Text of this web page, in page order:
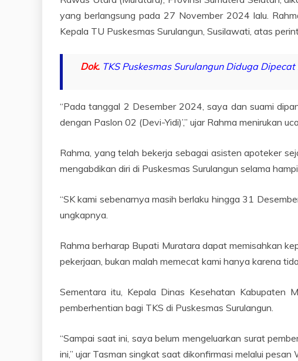
yang berlangsung pada 27 November 2024 lalu.
Kepala TU Puskesmas Surulangun, Susilawati, atas
Dok. TKS Puskesmas Surulangun Diduga
“Pada tanggal 2 Desember 2024, saya dan suami
dengan Paslon 02 (Devi-Yidi)’,” ujar Rahma menirukan
Rahma, yang telah bekerja sebagai asisten apoteker
mengabdikan diri di Puskesmas Surulangun selama
“SK kami sebenarnya masih berlaku hingga 31
ungkapnya.
Rahma berharap Bupati Muratara dapat memisahkan
pekerjaan, bukan malah memecat kami hanya karena
Sementara itu, Kepala Dinas Kesehatan Kabupaten
pemberhentian bagi TKS di Puskesmas Surulangun.
“Sampai saat ini, saya belum mengeluarkan surat
ini,” ujar Tasman singkat saat dikonfirmasi melalui pesan